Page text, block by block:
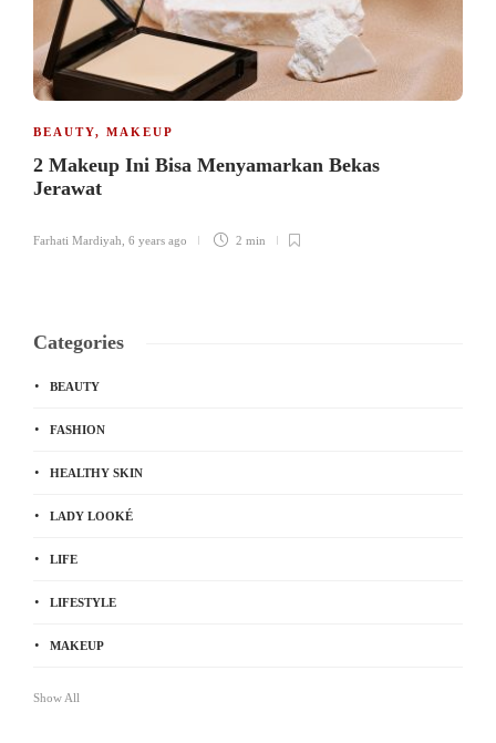
BEAUTY, MAKEUP
2 Makeup Ini Bisa Menyamarkan Bekas
Jerawat
Farhati Mardiyah 6 years ago 2 min
Categories
BEAUTY
FASHION
HEALTHY SKIN
LADY LOOKÉ
LIFE
LIFESTYLE
MAKEUP
Show All